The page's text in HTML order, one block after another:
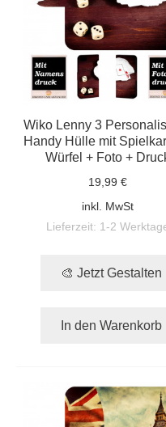
Wiko Lenny 3
Handy Hülle mit
Würfel + Foto +
19,99 €
inkl. MwSt
Lieferzeit: 1-2
🎨 Jetzt Gestalten
In den Warenkorb